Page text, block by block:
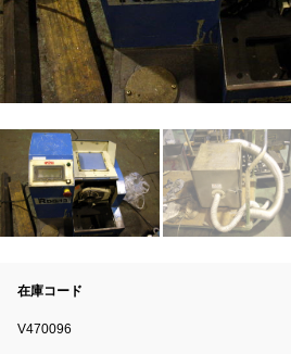
在庫コード
V470096